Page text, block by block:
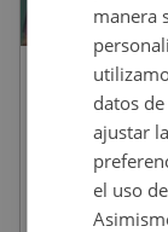
80.000€
Piso En
manera
datos
ajustar
el uso